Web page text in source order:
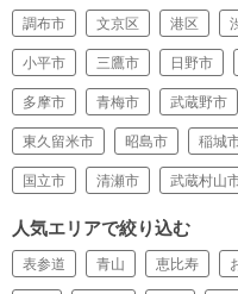
調布市 文京区 港区
小平市 三鷹市 日野市
多摩市 青梅市 武蔵野市
東久留米市 昭島市 稲城
国立市 清瀬市 武蔵村山
人気エリアで絞り込む
表参道 青山 恵比寿